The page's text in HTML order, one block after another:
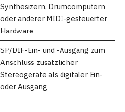
Synthesizern, Drumcomputern
oder anderer MIDI-gesteuerter
Hardware
SP/DIF-Ein- und -Ausgang zum
Anschluss zusätzlicher
Stereogeräte als digitaler Ein-
oder Ausgang